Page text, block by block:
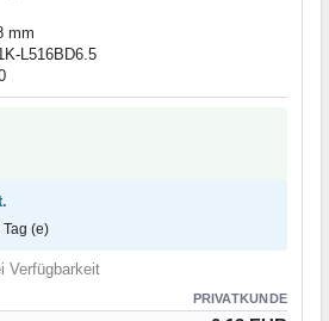
mm
L516BD6.5
(e)
Verfügbarkeit
PRIVATKUNDE